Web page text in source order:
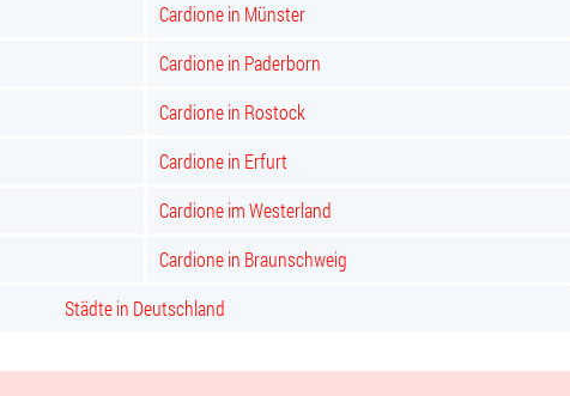
Cardione in Münster
Cardione in Paderborn
Cardione in Rostock
Cardione in Erfurt
Cardione im Westerland
Cardione in Braunschweig
Städte in Deutschland